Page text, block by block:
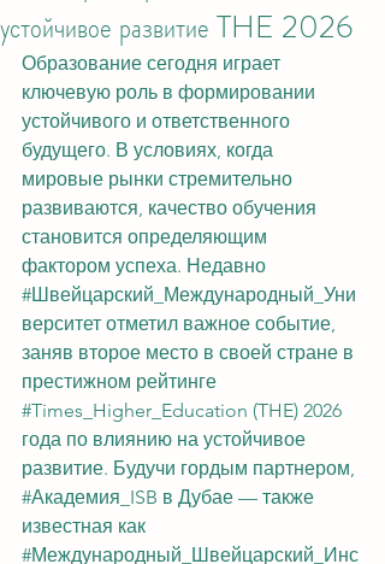
устойчивое развитие THE 2026
Образование сегодня играет
ключевую роль в формировании
устойчивого и ответственного
будущего. В условиях, когда
мировые рынки стремительно
развиваются, качество обучения
становится определяющим
фактором успеха. Недавно
#Швейцарский_Международный_Уни
верситет отметил важное событие,
заняв второе место в своей стране в
престижном рейтинге
#Times_Higher_Education (THE) 2026
года по влиянию на устойчивое
развитие. Будучи гордым партнером,
#Академия_ISB в Дубае — также
известная как
#Международный_Швейцарский_Инс